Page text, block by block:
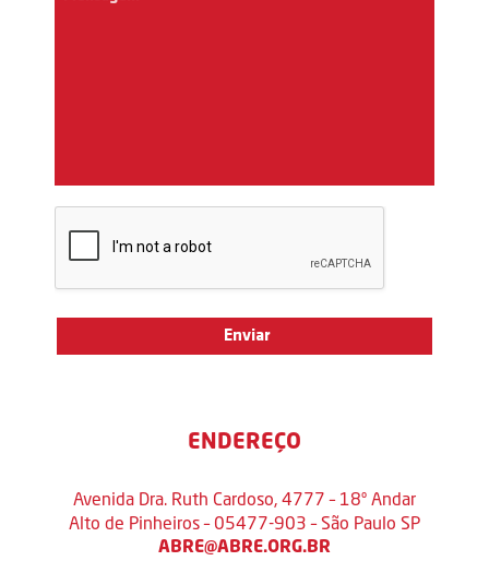
ENDEREÇO
Avenida Dra. Ruth Cardoso, 4777 – 18º Andar
Alto de Pinheiros – 05477-903 – São Paulo SP
ABRE@ABRE.ORG.BR